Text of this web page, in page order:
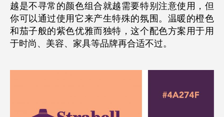
越是不寻常的颜色组合就越需要特别注意使用，但
你可以通过使用它来产生特殊的氛围。温暖的橙色
和茄子般的紫色优雅而独特，这个配色方案用于用
于时尚、美容、家具等品牌再合适不过。